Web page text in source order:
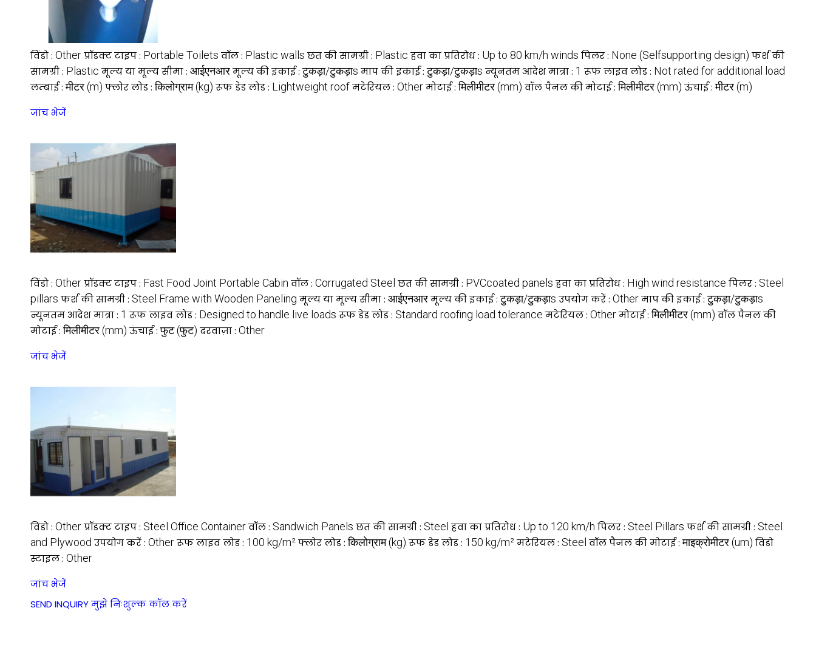
विंडो : Otherप्रॉडक्ट टाइप : Portable Toilets वॉल : Plastic walls छत की सामग्री : Plastic हवा का प्रतिरोध : Up to 80 km/h winds पिलर : None (Selfsupporting design) फर्श की
सामग्री : Plastic मूल्य या मूल्य सीमा : आईएनआरमूल्य की इकाई :टुकड़ा/टुकड़ाs माप की इकाई :टुकड़ा/टुकड़ाs न्यूनतम आदेश मात्रा : 1 रूफ लाइव लोड : Not rated for additional load
लम्बाई :मीटर (m) फ्लोर लोड :किलोग्राम (kg) रूफ डेड लोड : Lightweight roofमटेरियल : Otherमोटाई :मिलीमीटर (mm) वॉल पैनल की मोटाई :मिलीमीटर (mm) ऊंचाई :मीटर (m)
जांच भेजें
विंडो : Otherप्रॉडक्ट टाइप : Fast Food Joint Portable Cabin वॉल : Corrugated Steel छत की सामग्री : PVCcoated panels हवा का प्रतिरोध : High wind resistance पिलर : Steel
pillars फर्श की सामग्री : Steel Frame with Wooden Paneling मूल्य या मूल्य सीमा : आईएनआरमूल्य की इकाई :टुकड़ा/टुकड़ाs उपयोग करें : Otherमाप की इकाई :टुकड़ा/टुकड़ाs
न्यूनतम आदेश मात्रा : 1 रूफ लाइव लोड : Designed to handle live loads रूफ डेड लोड : Standard roofing load tolerance मटेरियल : Otherमोटाई :मिलीमीटर (mm) वॉल पैनल की
मोटाई :मिलीमीटर (mm) ऊंचाई :फुट (फुट) दरवाज़ा : Other
जांच भेजें
विंडो : Otherप्रॉडक्ट टाइप : Steel Office Containerवॉल : Sandwich Panels छत की सामग्री : Steel हवा का प्रतिरोध : Up to 120 km/h पिलर : Steel Pillars फर्श की सामग्री : Steel
and Plywood उपयोग करें : Otherरूफ लाइव लोड : 100 kg/m²फ्लोर लोड :किलोग्राम (kg) रूफ डेड लोड : 150 kg/m²मटेरियल : Steel वॉल पैनल की मोटाई :माइक्रोमीटर (um) विंडो
स्टाइल : Other
जांच भेजें
SEND INQUIRYमुझे निःशुल्क कॉल करें